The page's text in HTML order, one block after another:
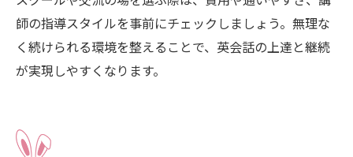
師の指導スタイルを事前にチェックしましょう。無理な
く続けられる環境を整えることで、英会話の上達と継続
が実現しやすくなります。